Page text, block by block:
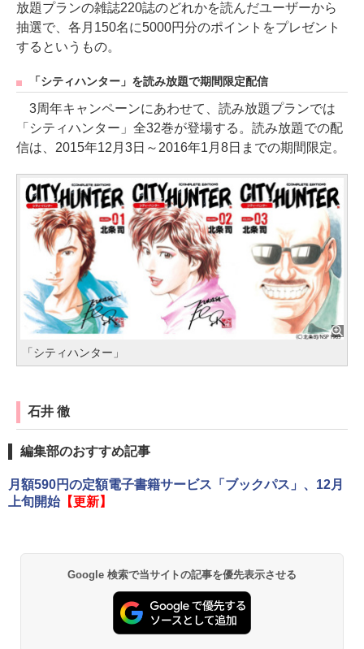
放題プランの雑誌220誌のどれかを読んだユーザーから
抽選で、各月150名に5000円分のポイントをプレゼント
するというもの。
「シティハンター」を読み放題で期間限定配信
3周年キャンペーンにあわせて、読み放題プランでは
「シティハンター」全32巻が登場する。読み放題での配
信は、2015年12月3日～2016年1月8日までの期間限定。
「シティハンター」
石井 徹
編集部のおすすめ記事
月額590円の定額電子書籍サービス「ブックパス」、12月
上旬開始【更新】
Google 検索で当サイトの記事を優先表示させる